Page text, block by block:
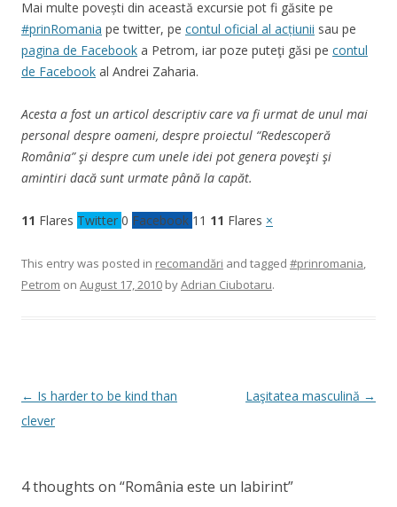
Mai multe povești din această excursie pot fi găsite pe
#prinRomania pe twitter, pe contul oficial al acțiunii sau pe
pagina de Facebook a Petrom, iar poze puteţi găsi pe contul
de Facebook al Andrei Zaharia.
Acesta a fost un articol descriptiv care va fi urmat de unul mai
personal despre oameni, despre proiectul “Redescoperă
România” şi despre cum unele idei pot genera poveşti şi
amintiri dacă sunt urmate până la capăt.
11 Flares Twitter 0 Facebook 11 11 Flares ×
This entry was posted in recomandări and tagged #prinromania,
Petrom on August 17, 2010 byAdrian Ciubotaru.
Post
navigation
← Is harder to be kind than
clever
Laşitatea masculină →
4 thoughts on “România este un labirint”